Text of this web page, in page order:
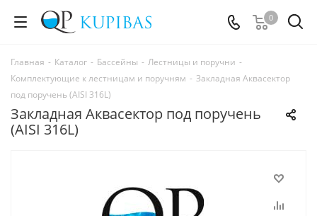
0
Главная - Каталог - Бассейны - Лестницы и поручни -
Комплектующие к лестницам и поручням - Закладная Аквасектор
под поручень (AISI 316L)
Закладная Аквасектор под поручень
(AISI 316L)